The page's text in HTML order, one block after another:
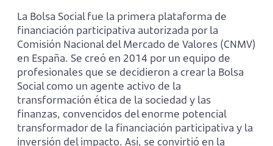
La Bolsa Social fue la primera plataforma de
financiación participativa autorizada por la
Comisión Nacional del Mercado de Valores (CNMV)
en España. Se creó en 2014 por un equipo de
profesionales que se decidieron a crear la Bolsa
Social como un agente activo de la
transformación ética de la sociedad y las
finanzas, convencidos del enorme potencial
transformador de la financiación participativa y la
inversión del impacto. Así, se convirtió en la